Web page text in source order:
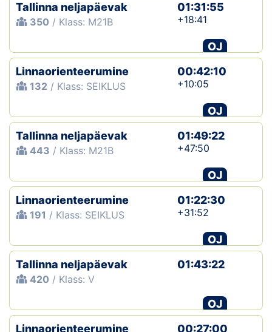
Tallinna neljapäevak
350 / Klass: M21B
01:31:55
+18:41
OJ
Linnaorienteerumine
132 / Klass: SEIKLUS
00:42:10
+10:05
OJ
Tallinna neljapäevak
443 / Klass: M21B
01:49:22
+47:50
OJ
Linnaorienteerumine
191 / Klass: SEIKLUS
01:22:30
+31:52
OJ
Tallinna neljapäevak
420 / Klass: V
01:43:22
OJ
Linnaorienteerumine
00:27:00